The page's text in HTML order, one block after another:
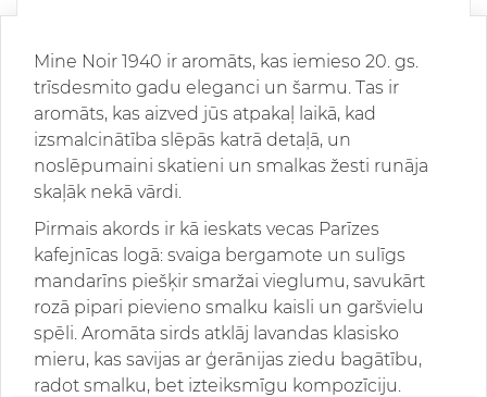
Mine Noir 1940 ir aromāts, kas iemieso 20. gs.
trīsdesmito gadu eleganci un šarmu. Tas ir
aromāts, kas aizved jūs atpakaļ laikā, kad
izsmalcinātība slēpās katrā detaļā, un
noslēpumaini skatieni un smalkas žesti runāja
skaļāk nekā vārdi.
Pirmais akords ir kā ieskats vecas Parīzes
kafejnīcas logā: svaiga bergamote un sulīgs
mandarīns piešķir smaržai vieglumu, savukārt
rozā pipari pievieno smalku kaisli un garšvielu
spēli. Aromāta sirds atklāj lavandas klasisko
mieru, kas savijas ar ģerānijas ziedu bagātību,
radot smalku, bet izteiksmīgu kompozīciju.